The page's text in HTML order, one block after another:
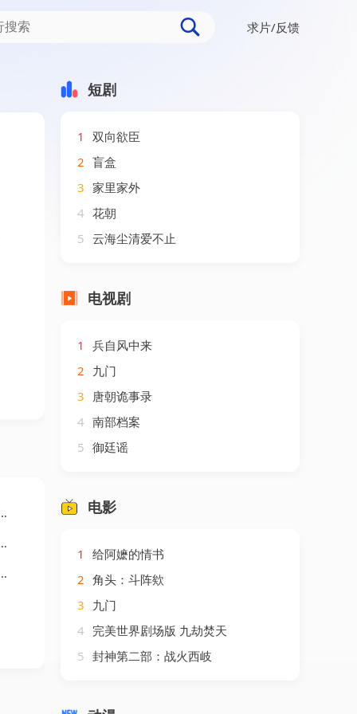
求片/反馈
短剧
1
双向欲臣
2 盲盒
3 家里家外
4 花朝
5 云海尘清爱不止
电视剧
1
兵自风中来
2 九门
3 唐朝诡事录
4 南部档案
5 御廷谣
电影
1
给阿嬷的情书
2 角头：斗阵欸
3 九门
4 完美世界剧场版 九劫焚天
5 封神第二部：战火西岐